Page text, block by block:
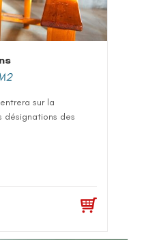
sur la
désignations des